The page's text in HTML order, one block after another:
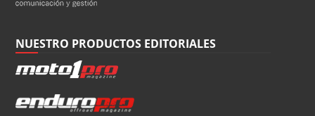
NUESTRO PRODUCTOS EDITORIALES